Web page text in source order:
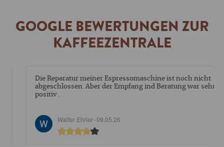
GOOGLE BEWERTUNGEN ZUR
KAFFEEZENTRALE
Die Reparatur meiner Espressomaschine ist noch nicht
abgeschlossen. Aber der Empfang ind Beratung war sehr
positiv .
Walter Ehrler -09.05.26